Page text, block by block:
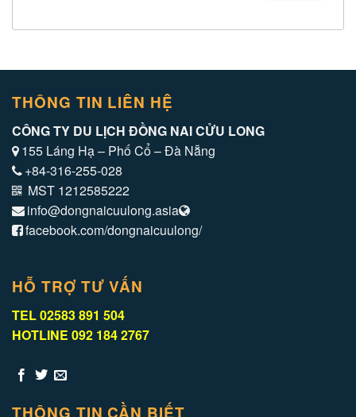
THÔNG TIN LIÊN HỆ
CÔNG TY DU LỊCH ĐỒNG NAI CỬU LONG
155 Láng Hạ – Phố Cổ – Đà Nẵng
+84-316-255-028
MST 1212585222
info@dongnaicuulong.asia
facebook.com/dongnaicuulong/
HỖ TRỢ TƯ VẤN
TEL 02583 891 504
HOTLINE 092 184 2767